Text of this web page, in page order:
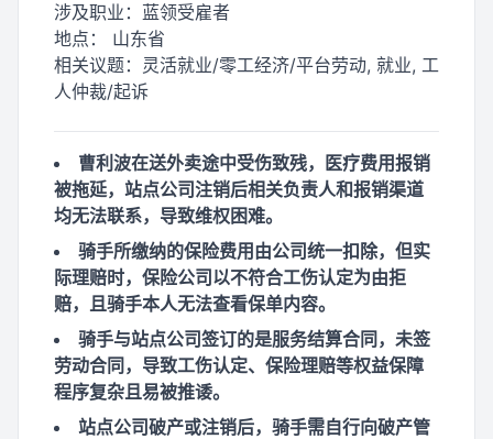
涉及职业： 蓝领受雇者
地点： 山东省
相关议题： 灵活就业/零工经济/平台劳动, 就业, 工
人仲裁/起诉
曹利波在送外卖途中受伤致残，医疗费用报销
被拖延，站点公司注销后相关负责人和报销渠道
均无法联系，导致维权困难。
骑手所缴纳的保险费用由公司统一扣除，但实
际理赔时，保险公司以不符合工伤认定为由拒
赔，且骑手本人无法查看保单内容。
骑手与站点公司签订的是服务结算合同，未签
劳动合同，导致工伤认定、保险理赔等权益保障
程序复杂且易被推诿。
站点公司破产或注销后，骑手需自行向破产管